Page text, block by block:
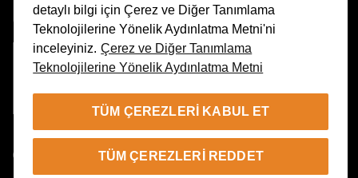
detaylı bilgi için Çerez ve Diğer Tanımlama
Teknolojilerine Yönelik Aydınlatma Metni'ni
inceleyiniz. Çerez ve Diğer Tanımlama
Teknolojilerine Yönelik Aydınlatma Metni
TÜM ÇEREZLERI KABUL ET
TÜM ÇEREZLERI REDDET